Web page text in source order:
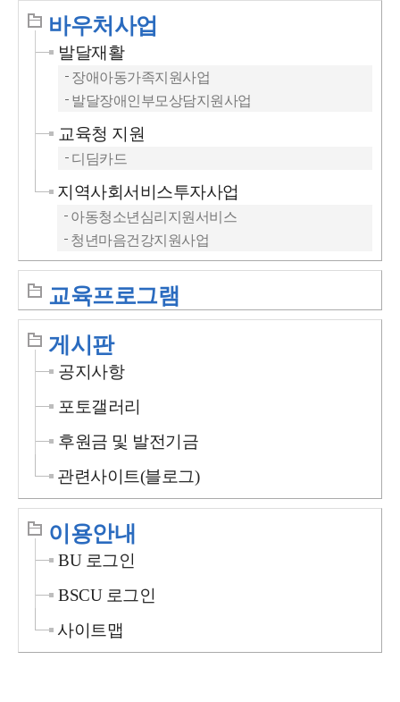
바우처사업
발달재활
장애아동가족지원사업
발달장애인부모상담지원사업
교육청 지원
디딤카드
지역사회서비스투자사업
아동청소년심리지원서비스
청년마음건강지원사업
교육프로그램
게시판
공지사항
포토갤러리
후원금 및 발전기금
관련사이트(블로그)
이용안내
BU 로그인
BSCU 로그인
사이트맵